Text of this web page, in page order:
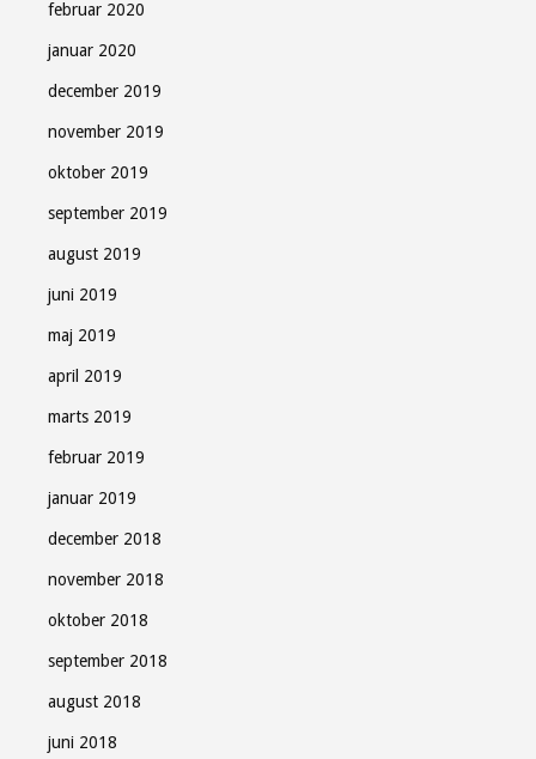
februar 2020
januar 2020
december 2019
november 2019
oktober 2019
september 2019
august 2019
juni 2019
maj 2019
april 2019
marts 2019
februar 2019
januar 2019
december 2018
november 2018
oktober 2018
september 2018
august 2018
juni 2018